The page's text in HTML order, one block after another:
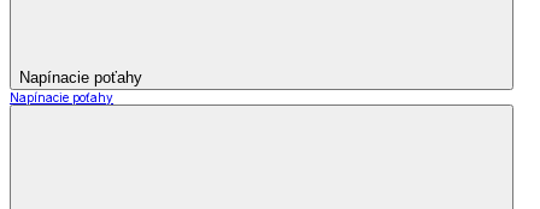
Napínacie poťahy
Napínacie poťahy